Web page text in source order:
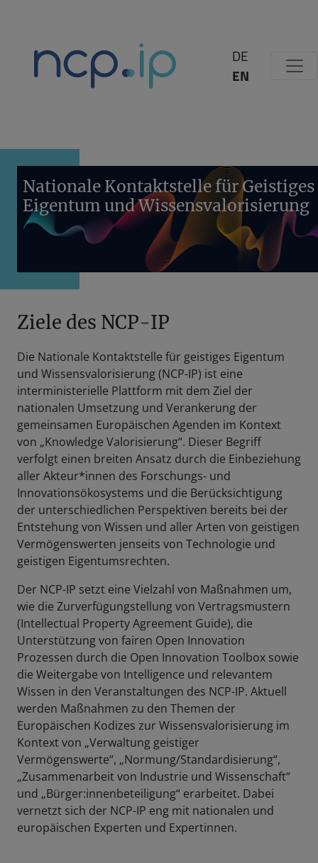
DE
EN
Nationale Kontaktstelle für Geistiges
Eigentum und Wissensvalorisierung
Ziele des NCP-IP
Die Nationale Kontaktstelle für geistiges Eigentum
und Wissensvalorisierung (NCP-IP) ist eine
interministerielle Plattform mit dem Ziel der
nationalen Umsetzung und Verankerung der
gemeinsamen Europäischen Agenden im Kontext
von „Knowledge Valorisierung“. Dieser Begriff
verfolgt einen breiten Ansatz durch die Einbeziehung
aller Akteur*innen des Forschungs- und
Innovationsökosystems und die Berücksichtigung
der unterschiedlichen Perspektiven bereits bei der
Entstehung von Wissen und aller Arten von geistigen
Vermögenswerten jenseits von Technologie und
geistigen Eigentumsrechten.
Der NCP-IP setzt eine Vielzahl von Maßnahmen um,
wie die Zurverfügungstellung von Vertragsmustern
(Intellectual Property Agreement Guide), die
Unterstützung von fairen Open Innovation
Prozessen durch die Open Innovation Toolbox sowie
die Weitergabe von Intelligence und relevantem
Wissen in den Veranstaltungen des NCP-IP. Aktuell
werden Maßnahmen zu den Themen der
Europäischen Kodizes zur Wissensvalorisierung im
Kontext von „Verwaltung geistiger
Vermögenswerte“, „Normung/Standardisierung“,
„Zusammenarbeit von Industrie und Wissenschaft“
und „Bürger:innenbeteiligung“ erarbeitet. Dabei
vernetzt sich der NCP-IP eng mit nationalen und
europäischen Experten und Expertinnen.